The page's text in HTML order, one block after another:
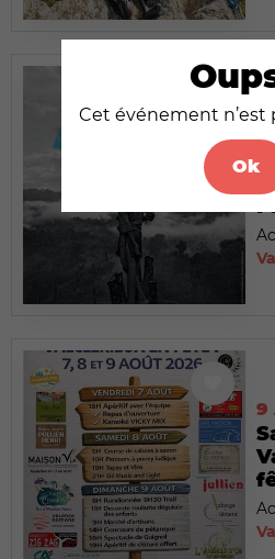
Cet événement n’est
Ok
9
9